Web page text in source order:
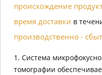
происхождение
время доставки в
производственно -
1. Система
томографии